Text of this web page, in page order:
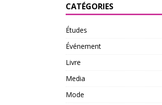
CATÉGORIES
Études
Événement
Livre
Media
Mode